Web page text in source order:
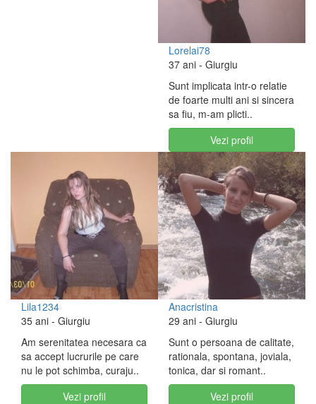
Lorelai78
37 ani - Giurgiu
Sunt implicata intr-o relatie
de foarte multi ani si sincera
sa fiu, m-am plicti..
Vezi profil
Lila1234
35 ani - Giurgiu
Am serenitatea necesara ca
sa accept lucrurile pe care
nu le pot schimba, curaju..
Vezi profil
Anacristina
29 ani - Giurgiu
Sunt o persoana de calitate,
rationala, spontana, joviala,
tonica, dar si romant..
Vezi profil